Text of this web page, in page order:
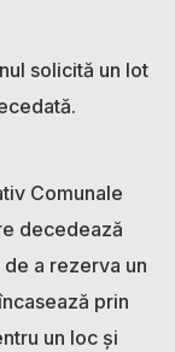
solicită un lot
Comunale
decedează
a rezerva un
prin
un loc și